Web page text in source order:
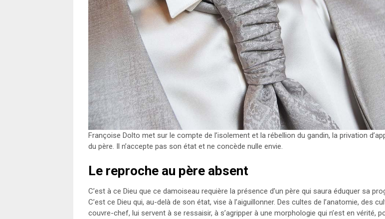
Françoise Dolto met sur le compte de l’isolement et la rébellion du gandin, la privation
du père. Il n’accepte pas son état et ne concède nulle envie.
Le reproche au père absent
C’est à ce Dieu que ce damoiseau requière la présence d’un père qui saura éduquer sa
C’est ce Dieu qui, au-delà de son état, vise à l’aiguillonner. Des cultes de l’anatomie, des
couvre-chef, lui servent à se ressaisir, à s’agripper à une morphologie qui n’est en vérité,